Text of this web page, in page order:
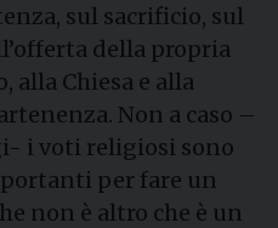
sul sacrificio, sul
della propria
alla Chiesa e alla
Non a caso –
i voti religiosi sono
per fare un
non è altro che è un